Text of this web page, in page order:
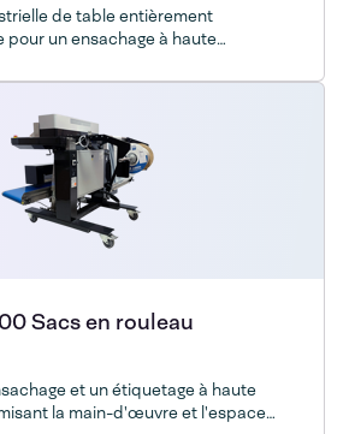
de table entièrement
un ensachage à haute
Sacs en rouleau
et un étiquetage à haute
la main-d'œuvre et l'espace